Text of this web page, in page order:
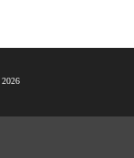
2026 © جميع الحقوق محفوظة لجمعية النجاة